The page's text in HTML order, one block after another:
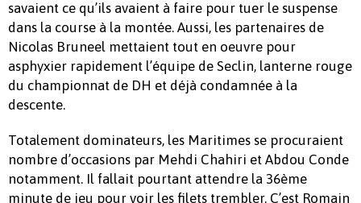
savaient ce qu’ils avaient à faire pour tuer le suspense
dans la course à la montée. Aussi, les partenaires de
Nicolas Bruneel mettaient tout en oeuvre pour
asphyxier rapidement l’équipe de Seclin, lanterne rouge
du championnat de DH et déjà condamnée à la
descente.
Totalement dominateurs, les Maritimes se procuraient
nombre d’occasions par Mehdi Chahiri et Abdou Conde
notamment. Il fallait pourtant attendre la 36ème
minute de jeu pour voir les filets trembler. C’est Romain